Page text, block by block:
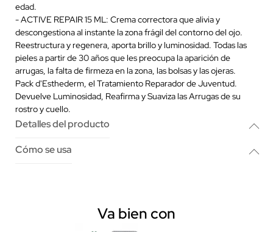
edad.
- ACTIVE REPAIR 15 ML: Crema correctora que alivia y
descongestiona al instante la zona frágil del contorno del ojo.
Reestructura y regenera, aporta brillo y luminosidad. Todas las
pieles a partir de 30 años que les preocupa la aparición de
arrugas, la falta de firmeza en la zona, las bolsas y las ojeras.
Pack d'Esthederm, el Tratamiento Reparador de Juventud.
Devuelve Luminosidad, Reafirma y Suaviza las Arrugas de su
rostro y cuello.
Detalles del producto
Cómo se usa
Va bien con